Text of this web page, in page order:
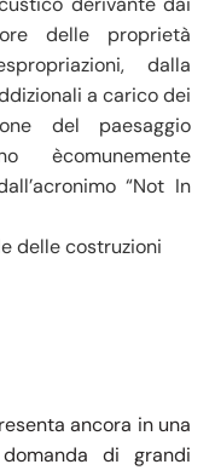
delle proprietà
dalla
a carico dei
del paesaggio
ècomunemente
“Not In
delle costruzioni
ancora in una
di grandi